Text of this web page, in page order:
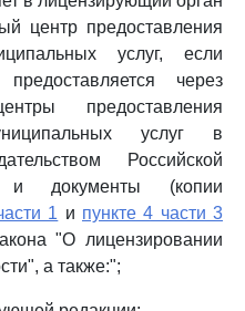
центр предоставления
услуг, если
через
предоставления
услуг в
Российской
и документы (копии
1 и пункте 4 части 3
"О лицензировании
а также:";